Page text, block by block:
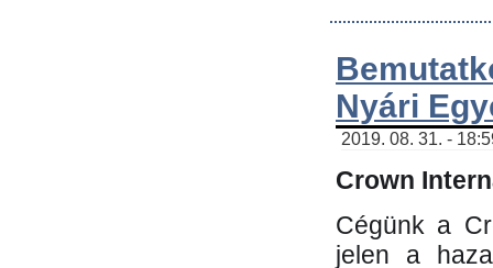
Nyári
2019. 08. 31. -
Crown
Cégünk a
jelen a